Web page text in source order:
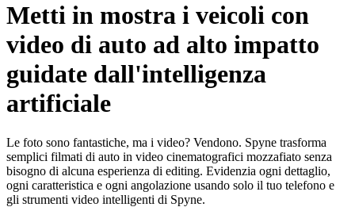
Metti in mostra i veicoli con
video di auto ad alto impatto
guidate dall'intelligenza
artificiale
Le foto sono fantastiche, ma i video? Vendono. Spyne trasforma
semplici filmati di auto in video cinematografici mozzafiato senza
bisogno di alcuna esperienza di editing. Evidenzia ogni dettaglio,
ogni caratteristica e ogni angolazione usando solo il tuo telefono e
gli strumenti video intelligenti di Spyne.